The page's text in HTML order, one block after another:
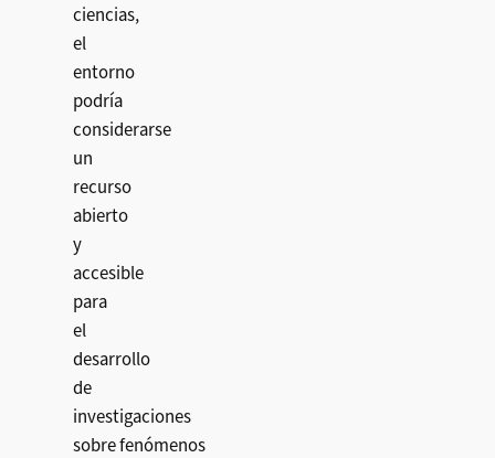
ciencias,
el
entorno
podría
considerarse
un
recurso
abierto
y
accesible
para
el
desarrollo
de
investigaciones
sobre fenómenos